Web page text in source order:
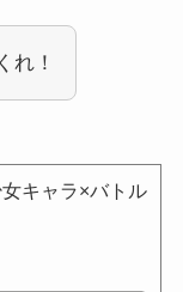
れ！
キャラ×バトル